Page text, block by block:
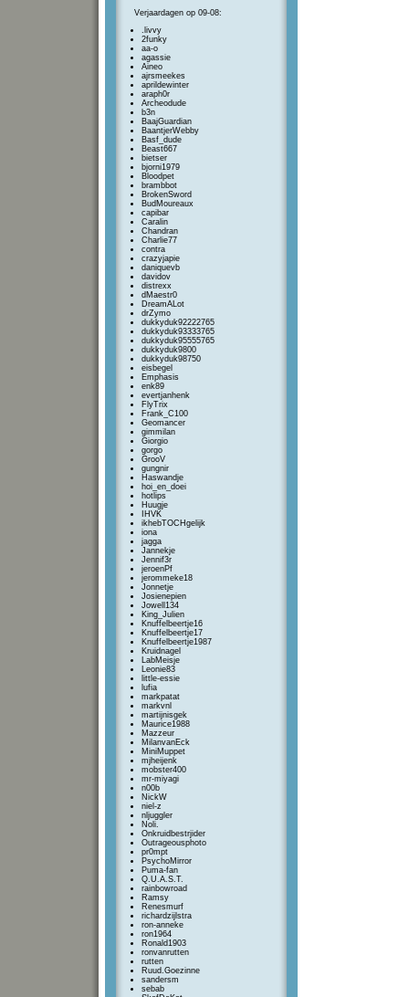
Verjaardagen op 09-08:
.livvy
2funky
aa-o
agassie
Aineo
ajrsmeekes
aprildewinter
araph0r
Archeodude
b3n
BaajGuardian
BaantjerWebby
Basf_dude
Beast667
bietser
bjorni1979
Bloodpet
brambbot
BrokenSword
BudMoureaux
capibar
Caralin
Chandran
Charlie77
contra
crazyjapie
daniquevb
davidov
distrexx
dMaestr0
DreamALot
drZymo
dukkyduk92222765
dukkyduk93333765
dukkyduk95555765
dukkyduk9800
dukkyduk98750
eisbegel
Emphasis
enk89
evertjanhenk
FlyTrix
Frank_C100
Geomancer
gimmilan
Giorgio
gorgo
GrooV
gungnir
Haswandje
hoi_en_doei
hotlips
Huugje
IHVK
ikhebTOCHgelijk
iona
jagga
Jannekje
Jennif3r
jeroenPf
jerommeke18
Jonnetje
Josienepien
Jowell134
King_Julien
Knuffelbeertje16
Knuffelbeertje17
Knuffelbeertje1987
Kruidnagel
LabMeisje
Leonie83
little-essie
lufia
markpatat
markvnl
martijnisgek
Maurice1988
Mazzeur
MilanvanEck
MiniMuppet
mjheijenk
mobster400
mr-miyagi
n00b
NickW
niel-z
nljuggler
Noli.
Onkruidbestrjider
Outrageousphoto
pr0mpt
PsychoMirror
Puma-fan
Q.U.A.S.T.
rainbowroad
Ramsy
Renesmurf
richardzijlstra
ron-anneke
ron1964
Ronald1903
ronvanrutten
rutten
Ruud.Goezinne
sandersm
sebab